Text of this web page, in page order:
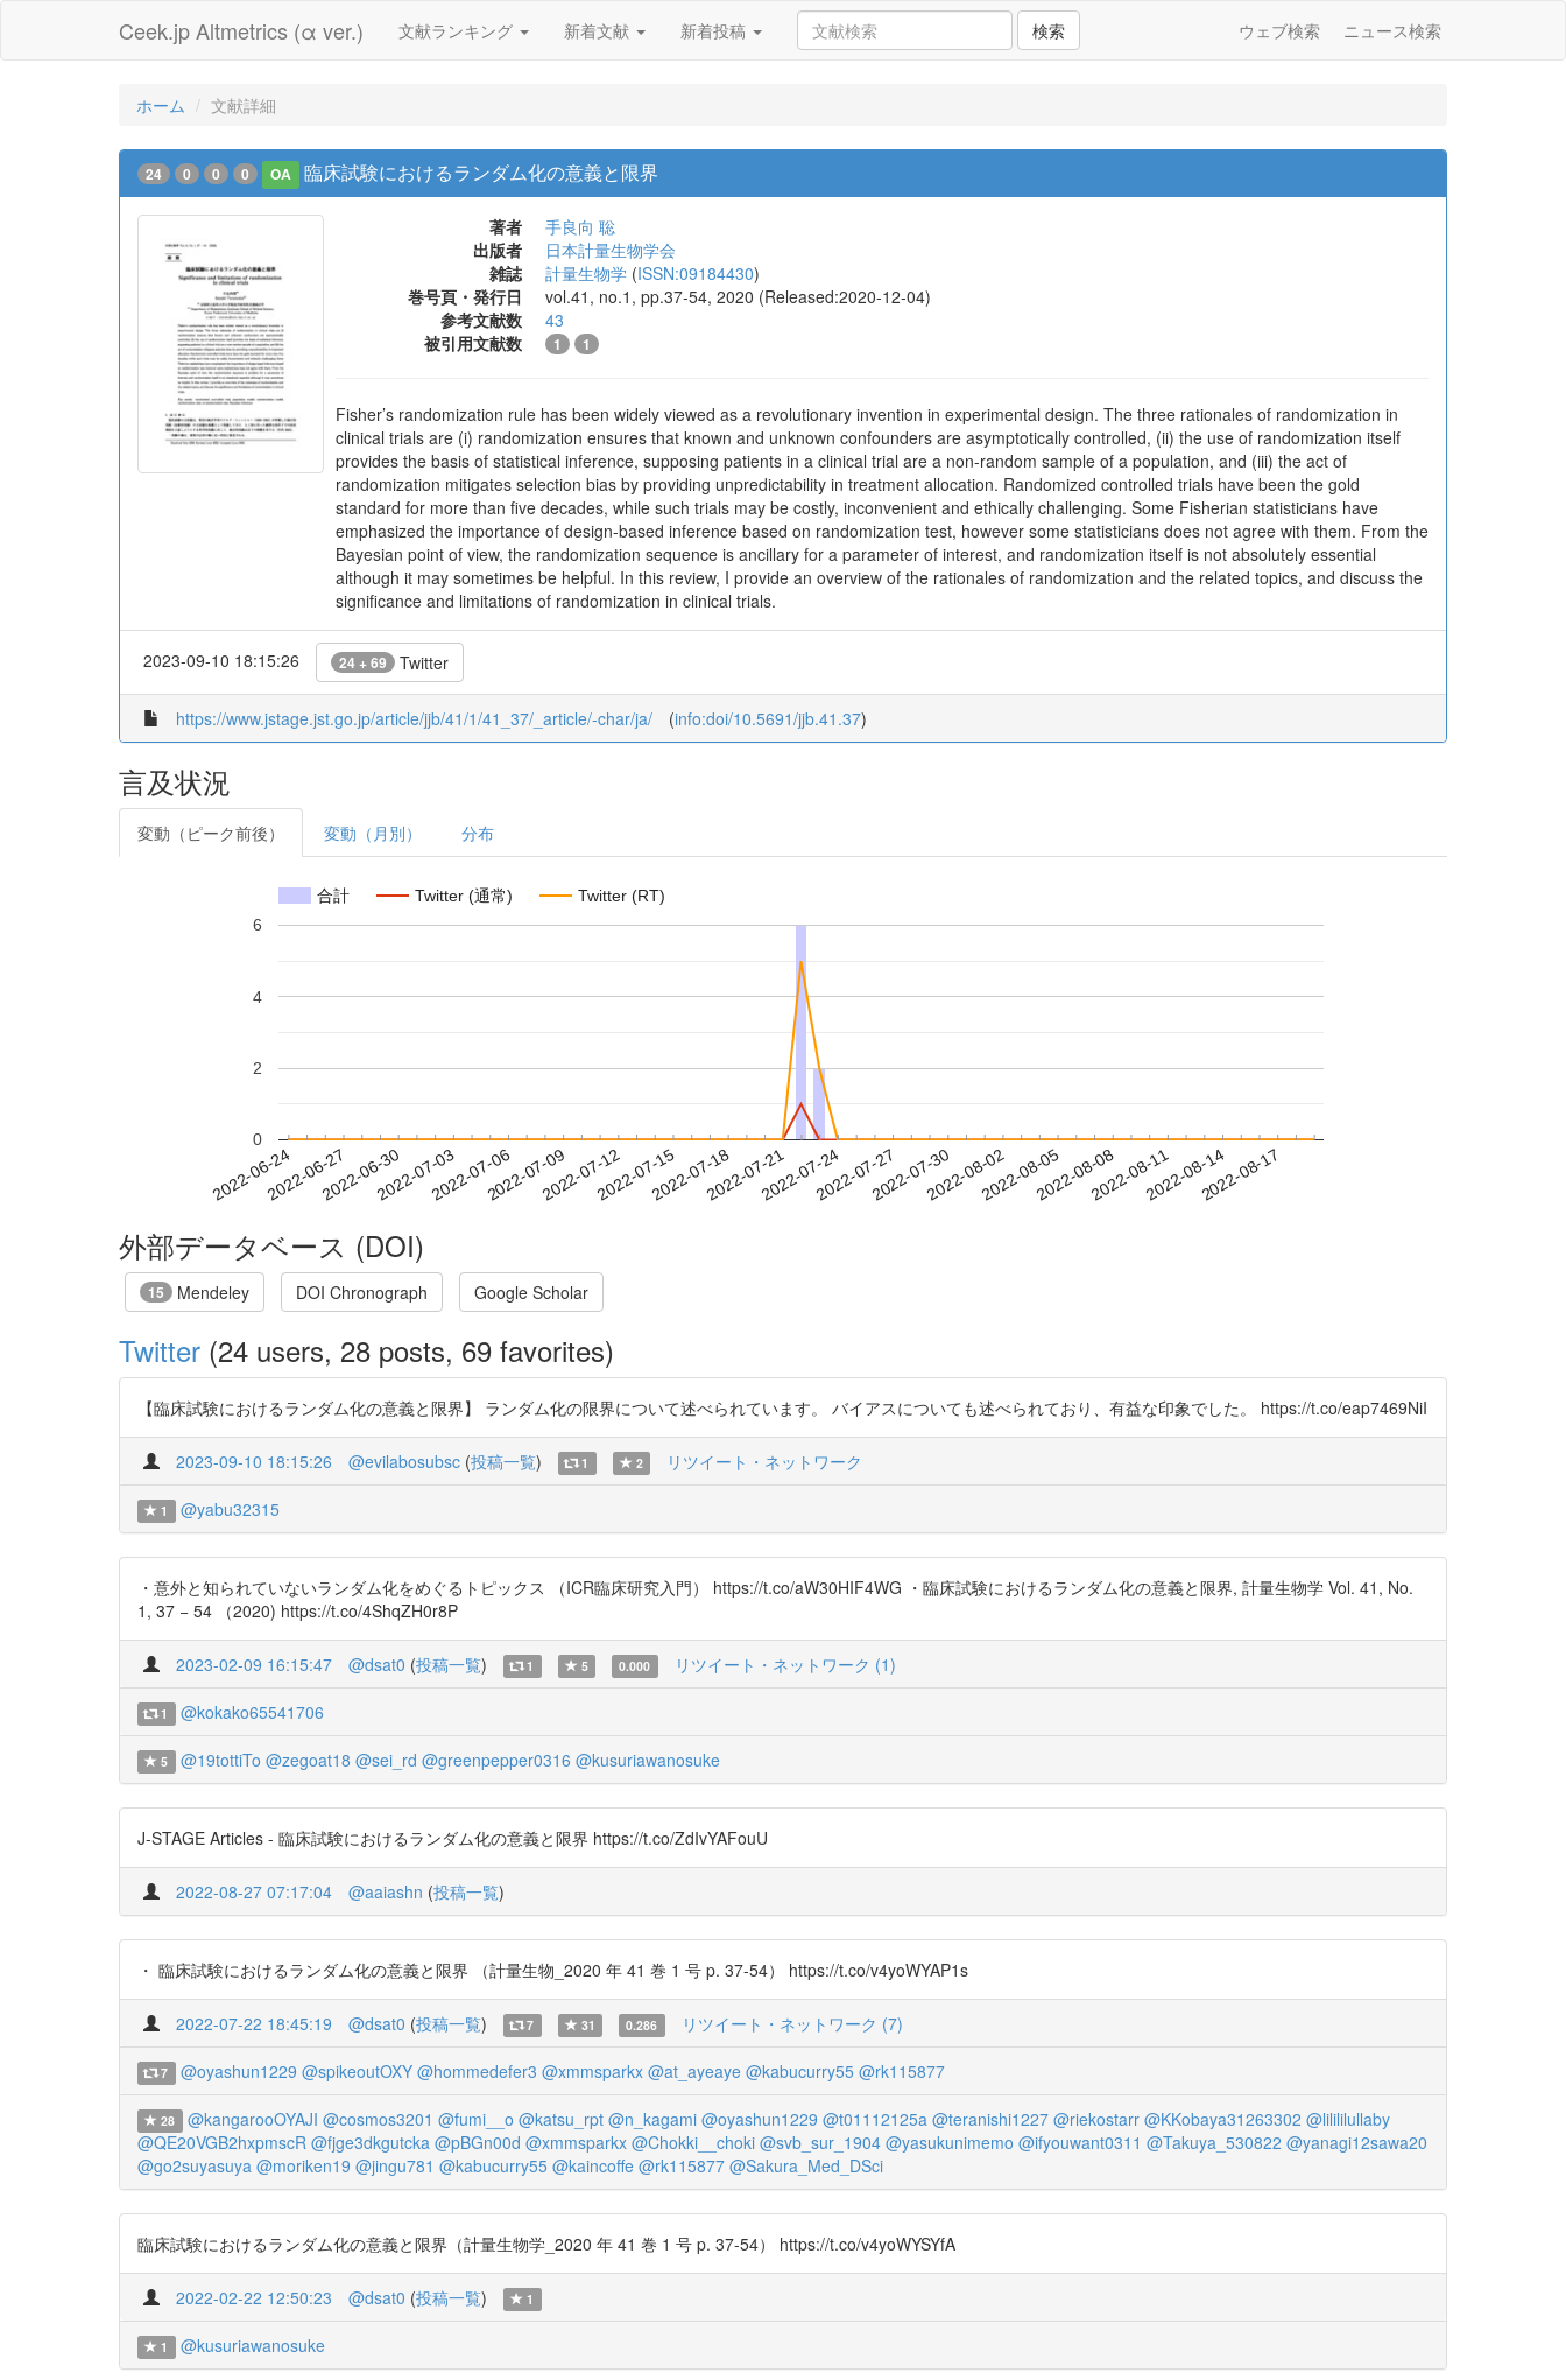
Ceek.jp Altmetrics (α ver.) 文献ランキング 新着文献 新着投稿 検索 ウェブ検索 ニュース検索
ホーム 文献詳細
24 0 0 0 OA 臨床試験におけるランダム化の意義と限界
著者
手良向 聡
出版者
日本計量生物学会
雑誌
計量生物学 (ISSN:09184430)
巻号頁・発行日
vol.41, no.1, pp.37-54, 2020 (Released:2020-12-04)
参考文献数
43
被引用文献数
1 1
Fisher’s randomization rule has been widely viewed as a revolutionary invention in experimental design. The three rationales of randomization in
clinical trials are (i) randomization ensures that known and unknown confounders are asymptotically controlled, (ii) the use of randomization itself
provides the basis of statistical inference, supposing patients in a clinical trial are a non-random sample of a population, and (iii) the act of
randomization mitigates selection bias by providing unpredictability in treatment allocation. Randomized controlled trials have been the gold
standard for more than five decades, while such trials may be costly, inconvenient and ethically challenging. Some Fisherian statisticians have
emphasized the importance of design-based inference based on randomization test, however some statisticians does not agree with them. From the
Bayesian point of view, the randomization sequence is ancillary for a parameter of interest, and randomization itself is not absolutely essential
although it may sometimes be helpful. In this review, I provide an overview of the rationales of randomization and the related topics, and discuss the
significance and limitations of randomization in clinical trials.
2023-09-10 18:15:26 24 + 69 Twitter
https://www.jstage.jst.go.jp/article/jjb/41/1/41_37/_article/-char/ja/ (info:doi/10.5691/jjb.41.37)
言及状況
変動（ピーク前後） 変動（月別） 分布
合計 Twitter (通常) Twitter (RT)
2022-06-242022-06-272022-06-302022-07-032022-07-062022-07-092022-07-122022-07-152022-07-182022-07-212022-07-242022-07-272022-07-302022-08-022022-08-052022-08-082022-08-112022-08-142022-08-17
0
2
4
6
外部データベース (DOI)
15 Mendeley DOI Chronograph Google Scholar
Twitter (24 users, 28 posts, 69 favorites)
【臨床試験におけるランダム化の意義と限界】 ランダム化の限界について述べられています。 バイアスについても述べられており、有益な印象でした。 https://t.co/eap7469NiI
2023-09-10 18:15:26 @evilabosubsc (投稿一覧) 1 2 リツイート・ネットワーク
1 @yabu32315
・意外と知られていないランダム化をめぐるトピックス （ICR臨床研究入門） https://t.co/aW30HIF4WG ・臨床試験におけるランダム化の意義と限界, 計量生物学 Vol. 41, No.
1, 37 − 54 （2020) https://t.co/4ShqZH0r8P
2023-02-09 16:15:47 @dsat0 (投稿一覧) 1 5 0.000 リツイート・ネットワーク (1)
1 @kokako65541706
5 @19tottiTo @zegoat18 @sei_rd @greenpepper0316 @kusuriawanosuke
J-STAGE Articles - 臨床試験におけるランダム化の意義と限界 https://t.co/ZdIvYAFouU
2022-08-27 07:17:04 @aaiashn (投稿一覧)
・ 臨床試験におけるランダム化の意義と限界 （計量生物_2020 年 41 巻 1 号 p. 37-54） https://t.co/v4yoWYAP1s
2022-07-22 18:45:19 @dsat0 (投稿一覧) 7 31 0.286 リツイート・ネットワーク (7)
7 @oyashun1229 @spikeoutOXY @hommedefer3 @xmmsparkx @at_ayeaye @kabucurry55 @rk115877
28 @kangarooOYAJI @cosmos3201 @fumi__o @katsu_rpt @n_kagami @oyashun1229 @t01112125a @teranishi1227 @riekostarr @KKobaya31263302 @lilililullaby
@QE20VGB2hxpmscR @fjge3dkgutcka @pBGn00d @xmmsparkx @Chokki__choki @svb_sur_1904 @yasukunimemo @ifyouwant0311 @Takuya_530822 @yanagi12sawa20
@go2suyasuya @moriken19 @jingu781 @kabucurry55 @kaincoffe @rk115877 @Sakura_Med_DSci
臨床試験におけるランダム化の意義と限界（計量生物学_2020 年 41 巻 1 号 p. 37-54） https://t.co/v4yoWYSYfA
2022-02-22 12:50:23 @dsat0 (投稿一覧) 1
1 @kusuriawanosuke